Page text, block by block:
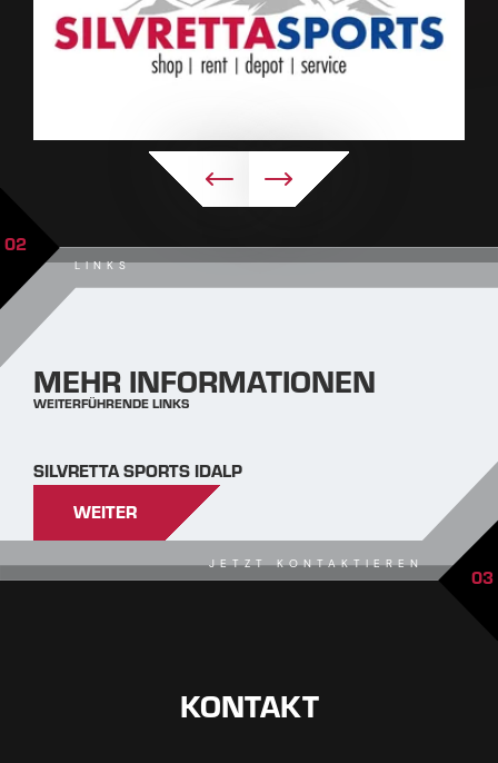
LINKS
02
MEHR INFORMATIONEN
WEITERFÜHRENDE LINKS
SILVRETTA SPORTS IDALP
WEITER
JETZT KONTAKTIEREN 03
KONTAKT